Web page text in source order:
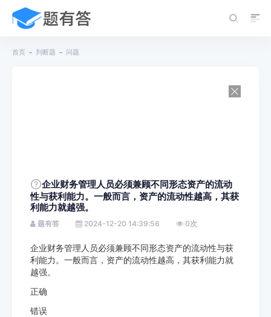
首页 判断题 问题
企业财务管理人员必须兼顾不同形态资产的流动
性与获利能力。一般而言，资产的流动性越高，其获
利能力就越强。
题有答 2024-12-20 14:39:56 0次
企业财务管理人员必须兼顾不同形态资产的流动性与获
利能力。一般而言，资产的流动性越高，其获利能力就
越强。
正确
错误